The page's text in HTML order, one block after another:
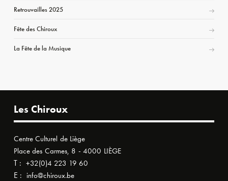
Retrouvailles 2025
Fête des Chiroux
La Fête de la Musique
Les Chiroux
Centre Culturel de Liège
Place des Carmes, 8 - 4000 LIÈGE
T : +32(0)4 223 19 60
E : info@chiroux.be